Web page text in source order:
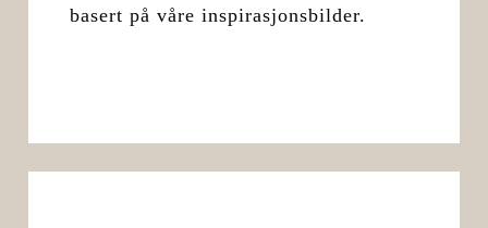
basert på våre inspirasjonsbilder.